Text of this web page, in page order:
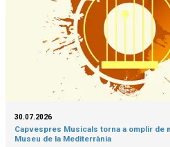
30.07.2026
Capvespres Musicals torna a omplir de
Museu de la Mediterrània